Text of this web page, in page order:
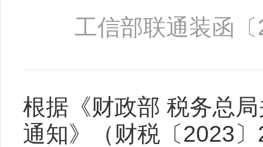
工信部联通装函
根据《财政部 税务总
通知》（财税〔2023